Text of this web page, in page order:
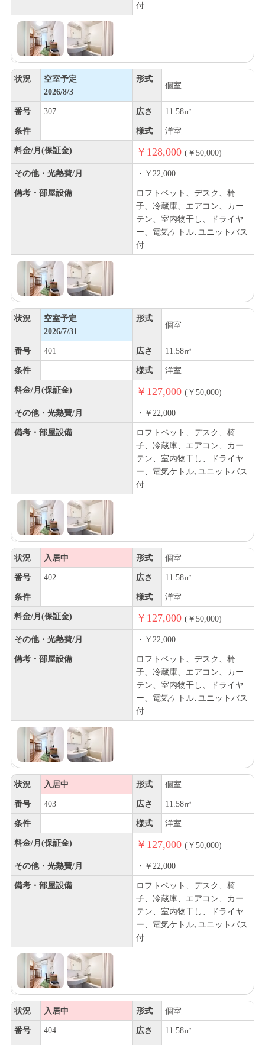
付
状況
空室予定
2026/8/3
形式
個室
番号 307 広さ 11.58㎡
条件 様式 洋室
料金/月(保証金) ￥128,000 (￥50,000)
その他・光熱費/月 ・￥22,000
備考・部屋設備
ロフトベット、デスク、椅
子、冷蔵庫、エアコン、カー
テン、室内物干し、ドライヤ
ー、電気ケトル､ユニットバス
付
状況
空室予定
2026/7/31
形式
個室
番号 401 広さ 11.58㎡
条件 様式 洋室
料金/月(保証金) ￥127,000 (￥50,000)
その他・光熱費/月 ・￥22,000
備考・部屋設備
ロフトベット、デスク、椅
子、冷蔵庫、エアコン、カー
テン、室内物干し、ドライヤ
ー、電気ケトル､ユニットバス
付
状況 入居中 形式 個室
番号 402 広さ 11.58㎡
条件 様式 洋室
料金/月(保証金) ￥127,000 (￥50,000)
その他・光熱費/月 ・￥22,000
備考・部屋設備
ロフトベット、デスク、椅
子、冷蔵庫、エアコン、カー
テン、室内物干し、ドライヤ
ー、電気ケトル､ユニットバス
付
状況 入居中 形式 個室
番号 403 広さ 11.58㎡
条件 様式 洋室
料金/月(保証金) ￥127,000 (￥50,000)
その他・光熱費/月 ・￥22,000
備考・部屋設備
ロフトベット、デスク、椅
子、冷蔵庫、エアコン、カー
テン、室内物干し、ドライヤ
ー、電気ケトル､ユニットバス
付
状況 入居中 形式 個室
番号 404 広さ 11.58㎡